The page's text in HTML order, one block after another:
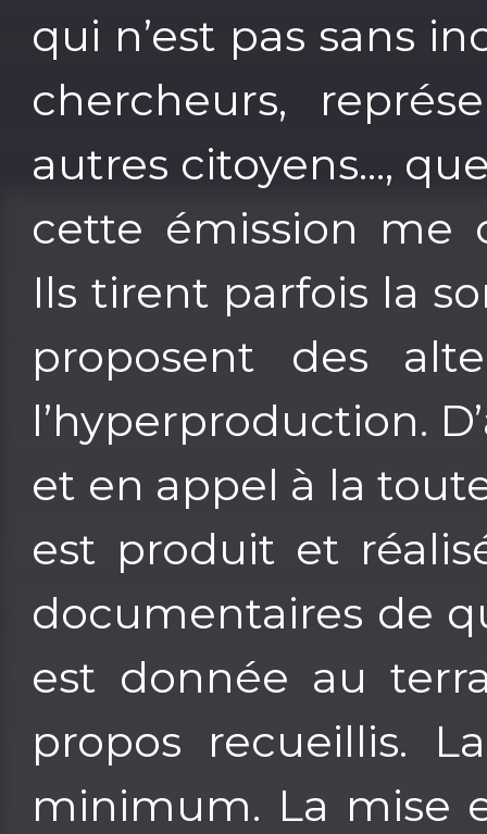
qui n’est pas sans
chercheurs,
autres citoyens...,
cette émission me
Ils tirent parfois la
proposent des
l’hyperproduction.
et en appel à la
est produit et
documentaires de
est donnée au
propos recueillis.
minimum. La mise